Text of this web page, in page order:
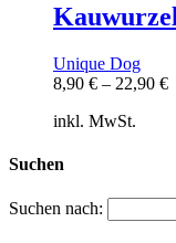
Unique Dog
8,90 € – 22,90 €
inkl. MwSt.
Suchen
Suchen nach: